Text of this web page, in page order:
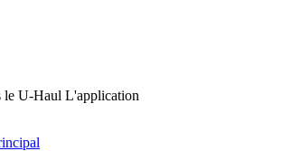
le U-Haul L'application